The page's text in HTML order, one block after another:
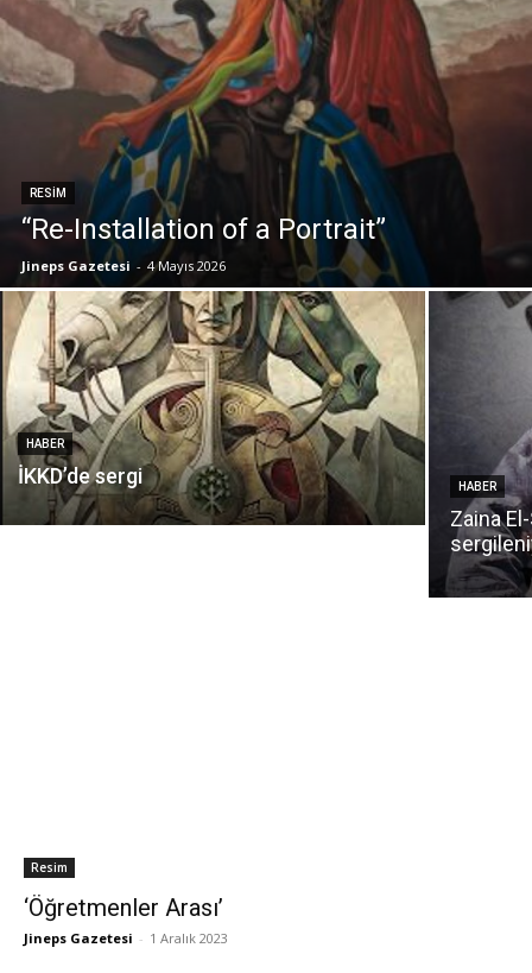
RESIM
“Re-Installation of a Portrait”
Jineps Gazetesi - 4 Mayıs 2026
HABER
İKKD’de sergi HABER
Zaina
Resim
‘Öğretmenler Arası’
Jineps Gazetesi - 1 Aralık 2023